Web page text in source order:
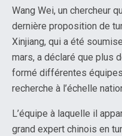
Wang Wei, un chercheur
dernière proposition de
Xinjiang, qui a été
mars, a déclaré que plus
formé différentes
recherche à l’échelle
L’équipe à laquelle il
grand expert chinois en